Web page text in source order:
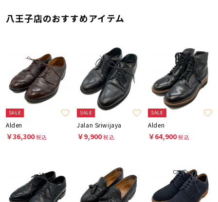
八王子店のおすすめアイテム
SALE
Alden
￥36,300税込
SALE
Jalan Sriwijaya
￥9,900税込
SALE
Alden
￥64,900税込